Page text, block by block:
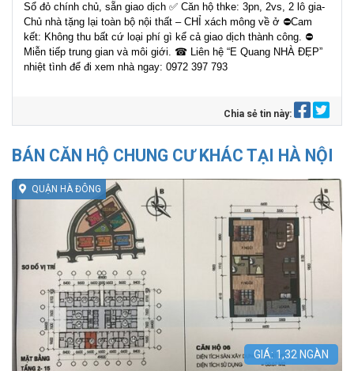
Sổ đỏ chính chủ, sẵn giao dịch ✅ Căn hộ thke: 3pn, 2vs, 2 lô gia-
Chủ nhà tặng lại toàn bộ nội thất – CHỈ xách mông về ở ⛔Cam
kết: Không thu bất cứ loại phí gì kể cả giao dịch thành công. ⛔
Miễn tiếp trung gian và môi giới. ☎ Liên hệ “E Quang NHÀ ĐẸP”
nhiệt tình để đi xem nhà ngay: 0972 397 793
Chia sẻ tin này:
BÁN CĂN HỘ CHUNG CƯ KHÁC TẠI HÀ NỘI
QUẬN HÀ ĐÔNG
GIÁ: 1,32 NGÀN